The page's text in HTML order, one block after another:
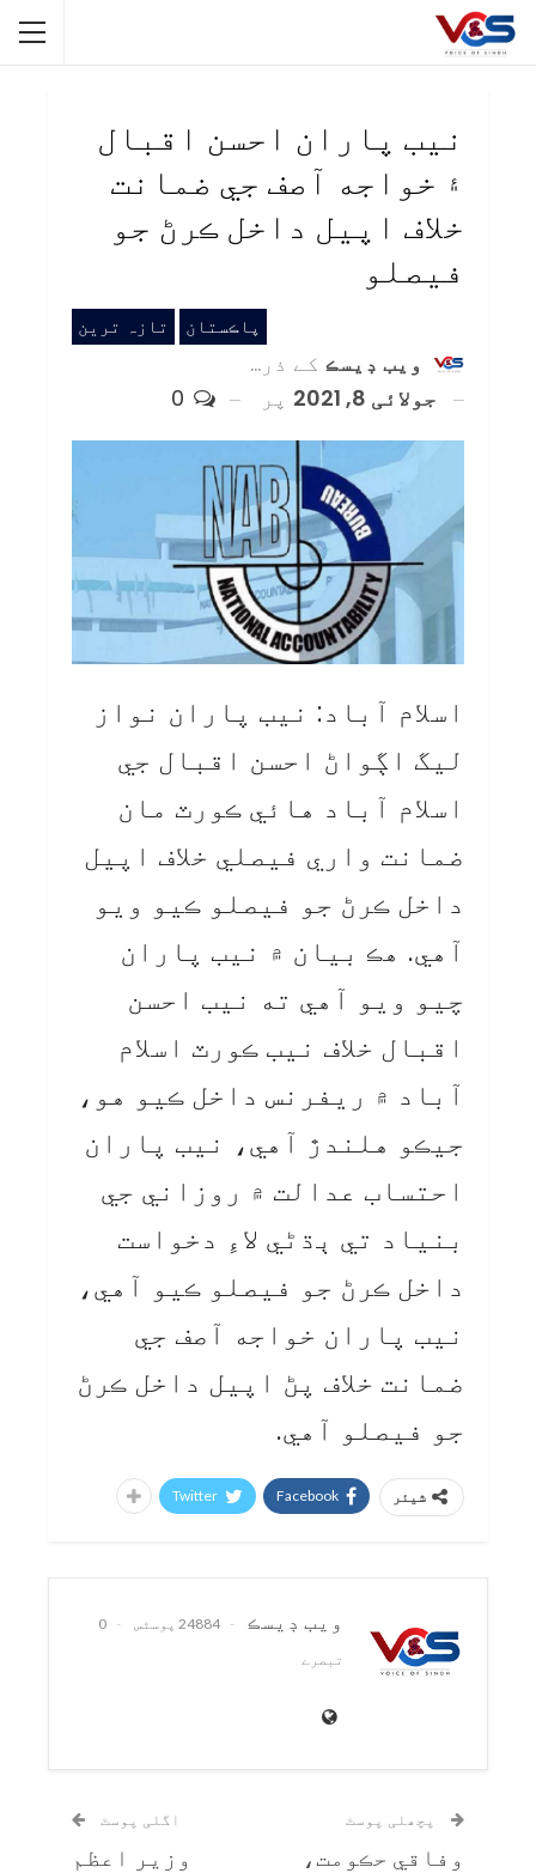
نيب پاران احسن اقبال
۽ خواجه آصف جي ضمانت
خلاف اپيل داخل ڪرڻ جو
فيصلو
پاڪستان تازہ ترین
ويب ڊيسڪ کے ذریعہ
جولائی 8, 2021
پر
اسلام آباد: نيب پاران نواز
ليگ اڳواڻ احسن اقبال جي
اسلام آباد هائي ڪورٽ مان
ضمانت واري فيصلي خلاف اپيل
داخل ڪرڻ جو فيصلو ڪيو ويو
آهي. هڪ بيان ۾ نيب پاران
چيو ويو آهي ته نيب احسن
اقبال خلاف نيب ڪورٽ اسلام
آباد ۾ ريفرنس داخل ڪيو هو،
جيڪو هلندڙ آهي، نيب پاران
احتساب عدالت ۾ روزاني جي
بنياد تي ٻڌڻي لاءِ دخواست
داخل ڪرڻ جو فيصلو ڪيو آهي،
نيب پاران خواجه آصف جي
ضمانت خلاف پڻ اپيل داخل ڪرڻ
جو فيصلو آهي.
شیئر Facebook
Twitter
ويب ڊيسڪ 24884 پوسٹس
0
تبصرے
پچھلی پوسٹ
وفاقي حڪومت،
اگلی پوسٹ
وزير اعظم